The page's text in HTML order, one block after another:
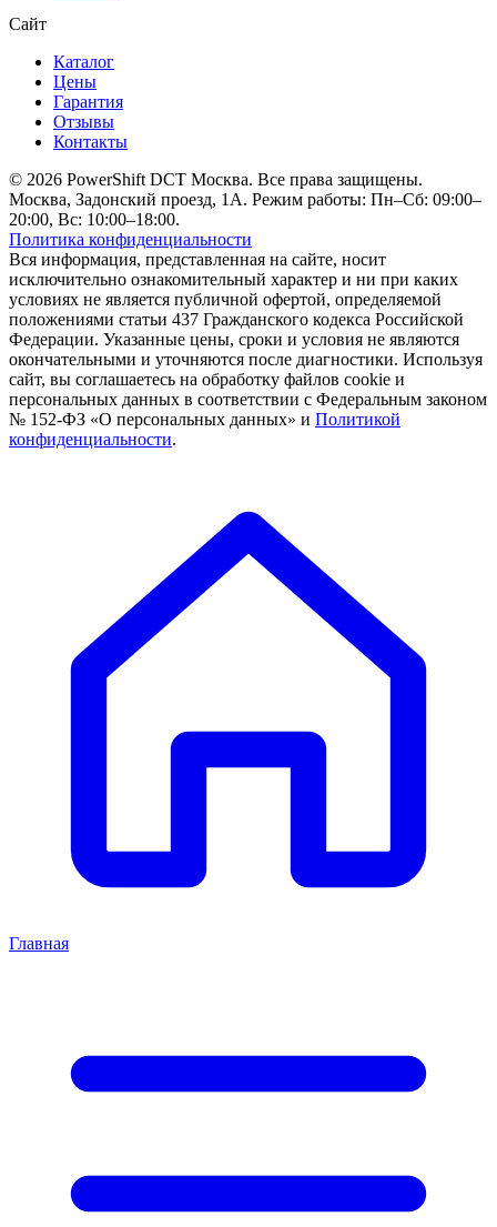
Сайт
Каталог
Цены
Гарантия
Отзывы
Контакты
© 2026 PowerShift DCT Москва. Все права защищены.
Москва, Задонский проезд, 1А. Режим работы: Пн–Сб: 09:00–
20:00, Вс: 10:00–18:00.
Политика конфиденциальности
Вся информация, представленная на сайте, носит
исключительно ознакомительный характер и ни при каких
условиях не является публичной офертой, определяемой
положениями статьи 437 Гражданского кодекса Российской
Федерации. Указанные цены, сроки и условия не являются
окончательными и уточняются после диагностики. Используя
сайт, вы соглашаетесь на обработку файлов cookie и
персональных данных в соответствии с Федеральным законом
№ 152-ФЗ «О персональных данных» и Политикой
конфиденциальности.
Главная